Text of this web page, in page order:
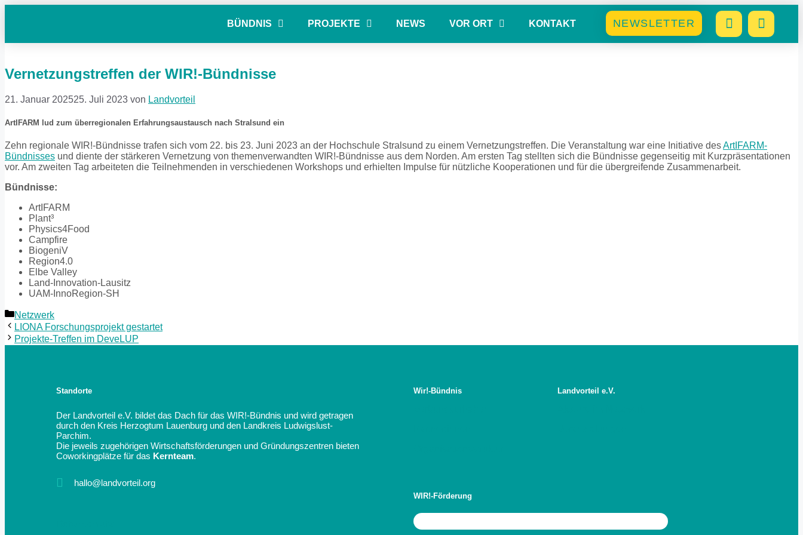
BÜNDNIS PROJEKTE NEWS VOR ORT KONTAKT NEWSLETTER
Vernetzungstreffen der WIR!-Bündnisse
21. Januar 202525. Juli 2023 von Landvorteil
ArtIFARM lud zum überregionalen Erfahrungsaustausch nach Stralsund ein
Zehn regionale WIR!-Bündnisse trafen sich vom 22. bis 23. Juni 2023 an der Hochschule Stralsund zu einem Vernetzungstreffen. Die Veranstaltung war eine Initiative desArtIFARM-
Bündnisses und diente der stärkeren Vernetzung von themenverwandten WIR!-Bündnisse aus dem Norden. Am ersten Tag stellten sich die Bündnisse gegenseitig mit Kurzpräsentationen
vor. Am zweiten Tag arbeiteten die Teilnehmenden in verschiedenen Workshops und erhielten Impulse für nützliche Kooperationen und für die übergreifende Zusammenarbeit.
Bündnisse:
ArtIFARM
Plant³
Physics4Food
Campfire
BiogeniV
Region4.0
Elbe Valley
Land-Innovation-Lausitz
UAM-InnoRegion-SH
Netzwerk
LIONA Forschungsprojekt gestartet
Projekte-Treffen im DeveLUP
Standorte
Der Landvorteil e.V. bildet das Dach für das WIR!-Bündnis und wird getragen
durch den Kreis Herzogtum Lauenburg und den Landkreis Ludwigslust-
Parchim.
Die jeweils zugehörigen Wirtschaftsförderungen und Gründungszentren bieten
Coworkingplätze für das Kernteam.
hallo@landvorteil.org
Wir!-Bündnis
WIR!-Förderung
Landvorteil e.V.